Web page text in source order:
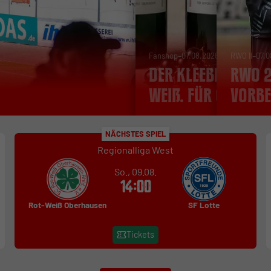
Fanshop-07.08.2026
Der Kleeblatt-
Weiß. Für
RWO II-
NÄCHSTES SPIEL
Regionalliga West
Rot-Weiß Oberhausen
So., 09.08.
14:00
SF Lotte
Tickets